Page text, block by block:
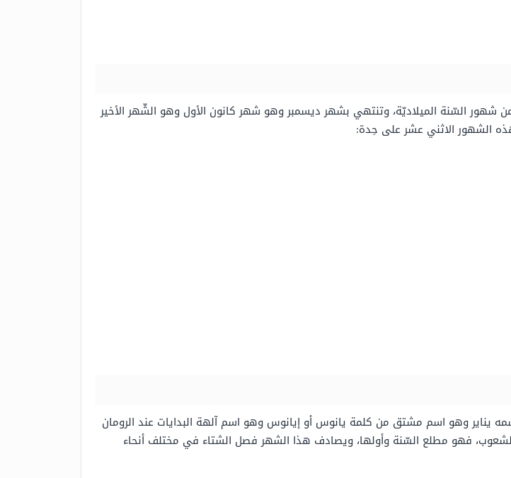
شهور السّنة الميلاديّة، وتنتهي بشهر ديسمبر وهو شهر كانون الأول وهو الشّهر الأخير
الشهور الاثني عشر على حِدة:
من شهور السّنة الميلاديّة، وهو شهر يتألف من 31 يومًا، اسمه يناير وهو اسم مشتق من كلمة يانوس أو إيانوس وهو اسم آلهة البدايات عند الرومان
فهو مطلع السّنة وأولها، ويصادف هذا الشهر فصل الشتاء في مختلف أنحاء